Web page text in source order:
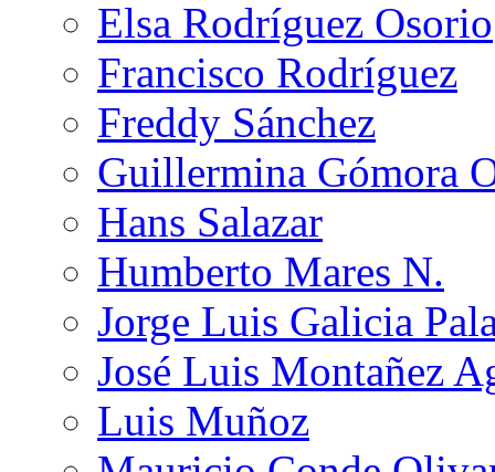
Elsa Rodríguez Osorio
Francisco Rodríguez
Freddy Sánchez
Guillermina Gómora
Hans Salazar
Humberto Mares N.
Jorge Luis Galicia
José Luis Montañez
Luis Muñoz